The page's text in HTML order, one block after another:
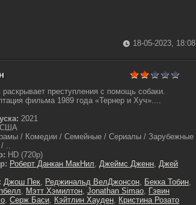
18-05-2023, 18:08
раскрывает преступления с помощь собаки.
фильма 1989 года «Тернер и Хуч»....
2021
США
/ Комедии / Семейные / Сериалы / Зарубежные
..
HD (720p)
Роберт Данкан МакНил, Джеймс Дженн, Джей
Джош Пек, Реджинальд ВелДжонсон, Бекка Тобин,
, Мэтт Хэмилтон, Jonathan Simao, Гэвин
, Серж Баси, Кэйтлин Хауден, Кристина Розато